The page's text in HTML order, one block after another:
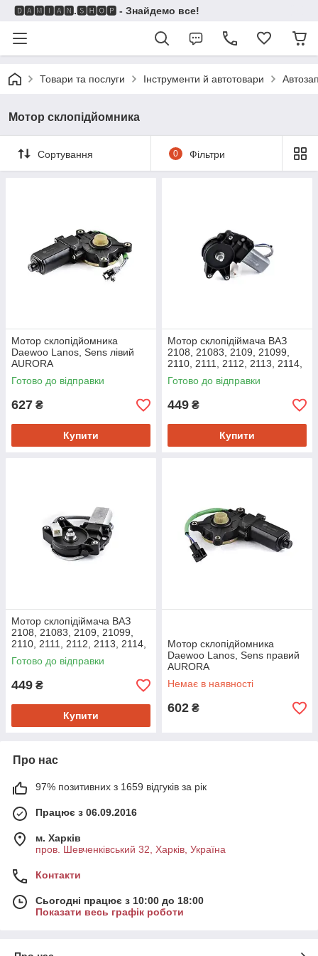
🅳🅰🅼🅸🅰🅽.🆂🅷🅾🅿 - Знайдемо все!
Товари та послуги Інструменти й автотовари
Мотор склопідйомника
Сортування 0 Фільтри
Мотор склопідйомника
Daewoo Lanos, Sens лівий
AURORA
Готово до відправки
627 ₴
Купити
Мотор склопідіймача ВАЗ
2108, 21083, 2109, 21099,
2110, 2111, 2112, 2113, 2114,
2115 лівий AURORA
Готово до відправки
449 ₴
Купити
Мотор склопідіймача ВАЗ
2108, 21083, 2109, 21099,
2110, 2111, 2112, 2113, 2114,
2115 правий AURORA
Готово до відправки
449 ₴
Купити
Мотор склопідйомника
Daewoo Lanos, Sens правий
AURORA
Немає в наявності
602 ₴
Про нас
97% позитивних з 1659 відгуків за рік
Працює з 06.09.2016
м. Харків
пров. Шевченківський 32, Харків, Україна
Контакти
Сьогодні працює з 10:00 до 18:00
Показати весь графік роботи